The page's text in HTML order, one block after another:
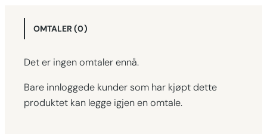
OMTALER (0)
Det er ingen omtaler ennå.
Bare innloggede kunder som har kjøpt dette
produktet kan legge igjen en omtale.